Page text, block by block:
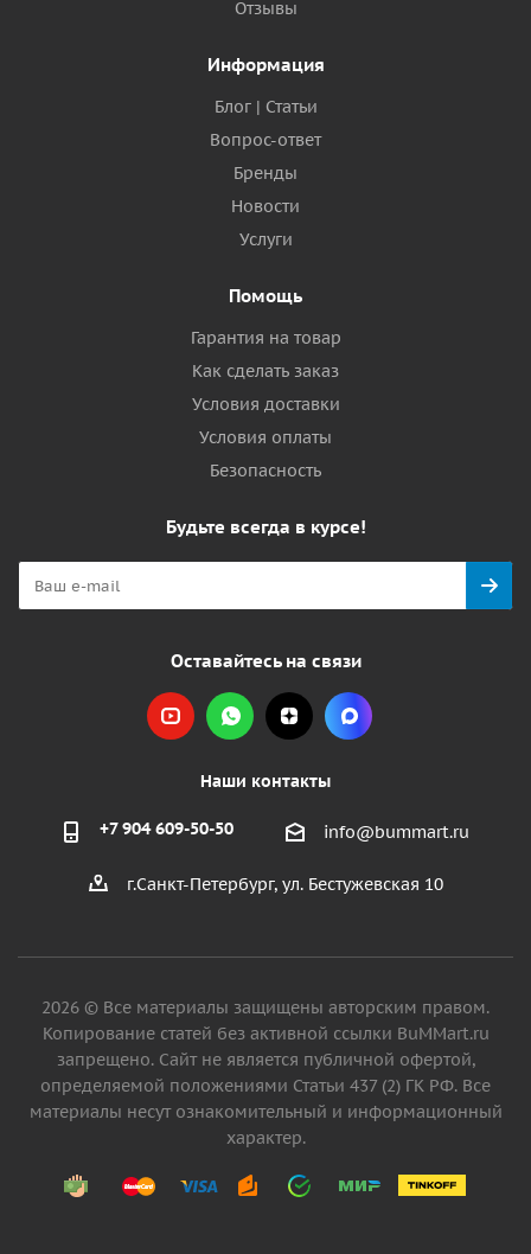
Отзывы
Информация
Блог | Статьи
Вопрос-ответ
Бренды
Новости
Услуги
Помощь
Гарантия на товар
Как сделать заказ
Условия доставки
Условия оплаты
Безопасность
Будьте всегда в курсе!
Оставайтесь на связи
Наши контакты
+7 904 609-50-50 info@bummart.ru
г.Санкт-Петербург, ул. Бестужевская 10
2026 © Все материалы защищены авторским правом.
Копирование статей без активной ссылки BuMMart.ru
запрещено. Сайт не является публичной офертой,
определяемой положениями Статьи 437 (2) ГК РФ. Все
материалы несут ознакомительный и информационный
характер.